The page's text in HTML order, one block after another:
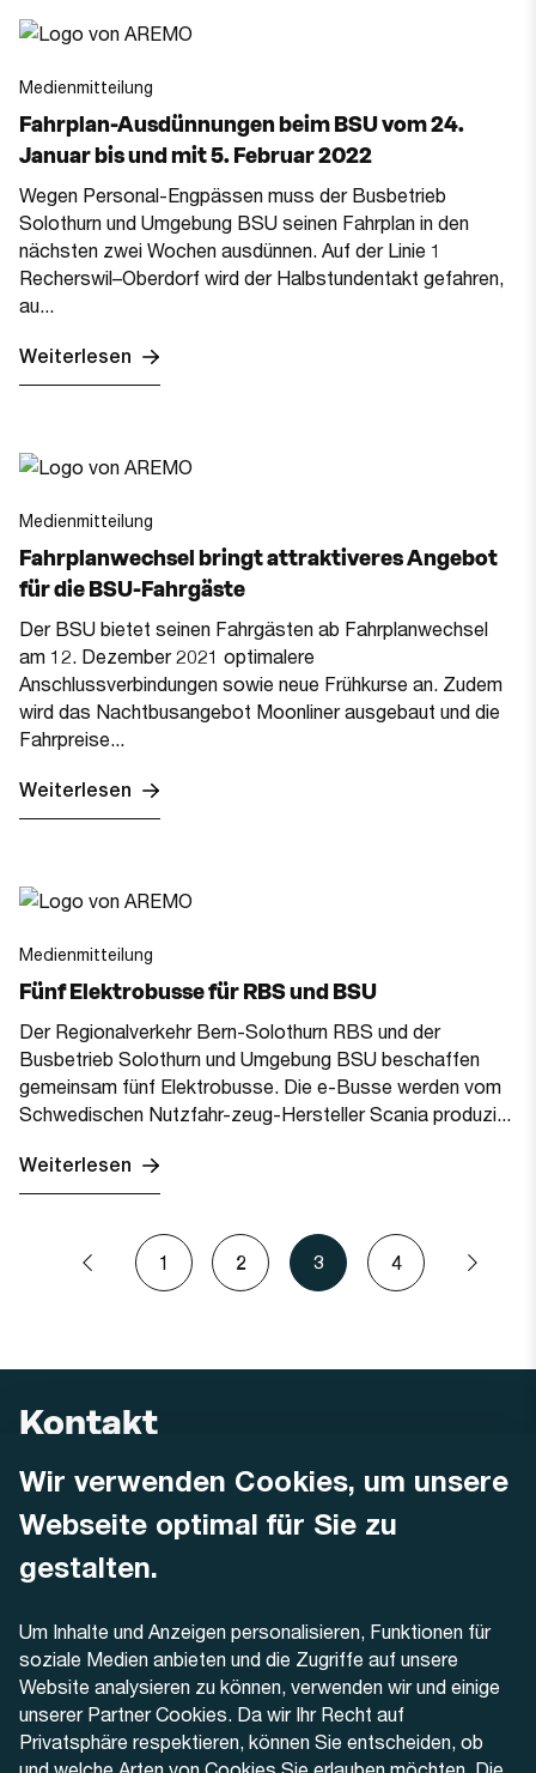
Wir verwenden Cookies, um unsere
Webseite optimal für Sie zu
gestalten.
Um Inhalte und Anzeigen personalisieren, Funktionen für
soziale Medien anbieten und die Zugriffe auf unsere
Website analysieren zu können, verwenden wir und einige
unserer Partner Cookies. Da wir Ihr Recht auf
Privatsphäre respektieren, können Sie entscheiden, ob
Fahrplan-Ausdünnungen beim BSU vom 24.
Januar bis und mit 5. Februar 2022
Medienmitteilung
Wegen Personal-Engpässen muss der Busbetrieb
Solothurn und Umgebung BSU seinen Fahrplan in den
nächsten zwei Wochen ausdünnen. Auf der Linie 1
Recherswil–Oberdorf wird der Halbstundentakt gefahren,
au...
Weiterlesen
Fahrplanwechsel bringt attraktiveres Angebot
für die BSU-Fahrgäste
Medienmitteilung
Der BSU bietet seinen Fahrgästen ab Fahrplanwechsel
am 12. Dezember 2021 optimalere
Anschlussverbindungen sowie neue Frühkurse an. Zudem
wird das Nachtbusangebot Moonliner ausgebaut und die
Fahrpreise...
Weiterlesen
Fünf Elektrobusse für RBS und BSU
Medienmitteilung
Der Regionalverkehr Bern-Solothurn RBS und der
Busbetrieb Solothurn und Umgebung BSU beschaffen
gemeinsam fünf Elektrobusse. Die e-Busse werden vom
Schwedischen Nutzfahr-zeug-Hersteller Scania produzi...
Weiterlesen
Seitennummerierung
VorherigeSeite
1
Seite
2
Aktuelle
3
Seite
4
Kontakt
AREMO
Dornacherstrasse 48
4500 Solothurn
+41 32 622 37 22
Kontaktformular